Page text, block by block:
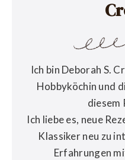
Ich bin Deborah S.
Hobbyköchin und
diesem
Ich liebe es, neue
Klassiker neu zu
Erfahrungen